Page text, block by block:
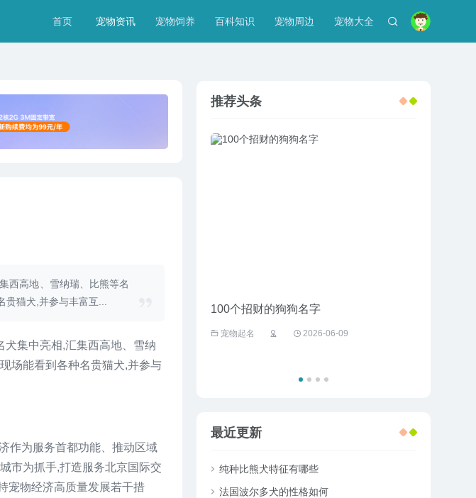
首页 宠物资讯 宠物饲养 百科知识 宠物周边 宠物大全
西高地、雪纳瑞、比熊等名
贵猫犬,并参与丰富互...
集中亮相,汇集西高地、雪纳
场能看到各种名贵猫犬,并参与
作为服务首都功能、推动区域
市为抓手,打造服务北京国际交
宠物经济高质量发展若干措
推荐头条
100个招财的狗狗名字
宠物起名 2026-06-09
最近更新
纯种比熊犬特征有哪些
法国波尔多犬的性格如何